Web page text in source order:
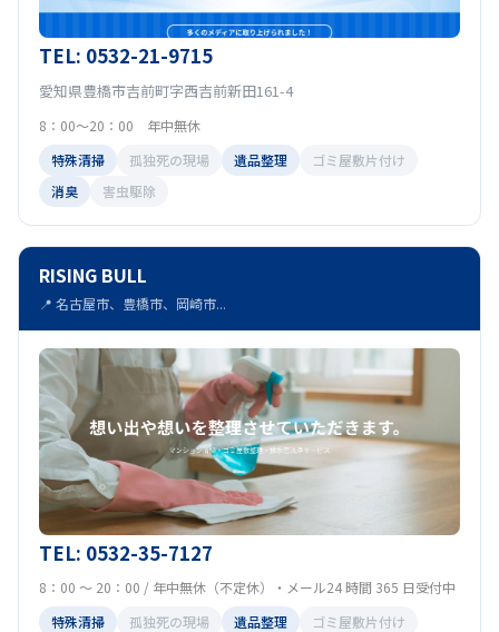
TEL: 0532-21-9715
愛知県豊橋市吉前町字西吉前新田161-4
8：00～20：00 年中無休
特殊清掃
孤独死の現場 遺品整理
ゴミ屋敷片付け
消臭
害虫駆除
RISING BULL
📍 名古屋市、豊橋市、岡崎市...
TEL: 0532-35-7127
8：00 ～ 20：00 / 年中無休（不定休）・メール24 時間 365 日受付中
特殊清掃
孤独死の現場 遺品整理
ゴミ屋敷片付け